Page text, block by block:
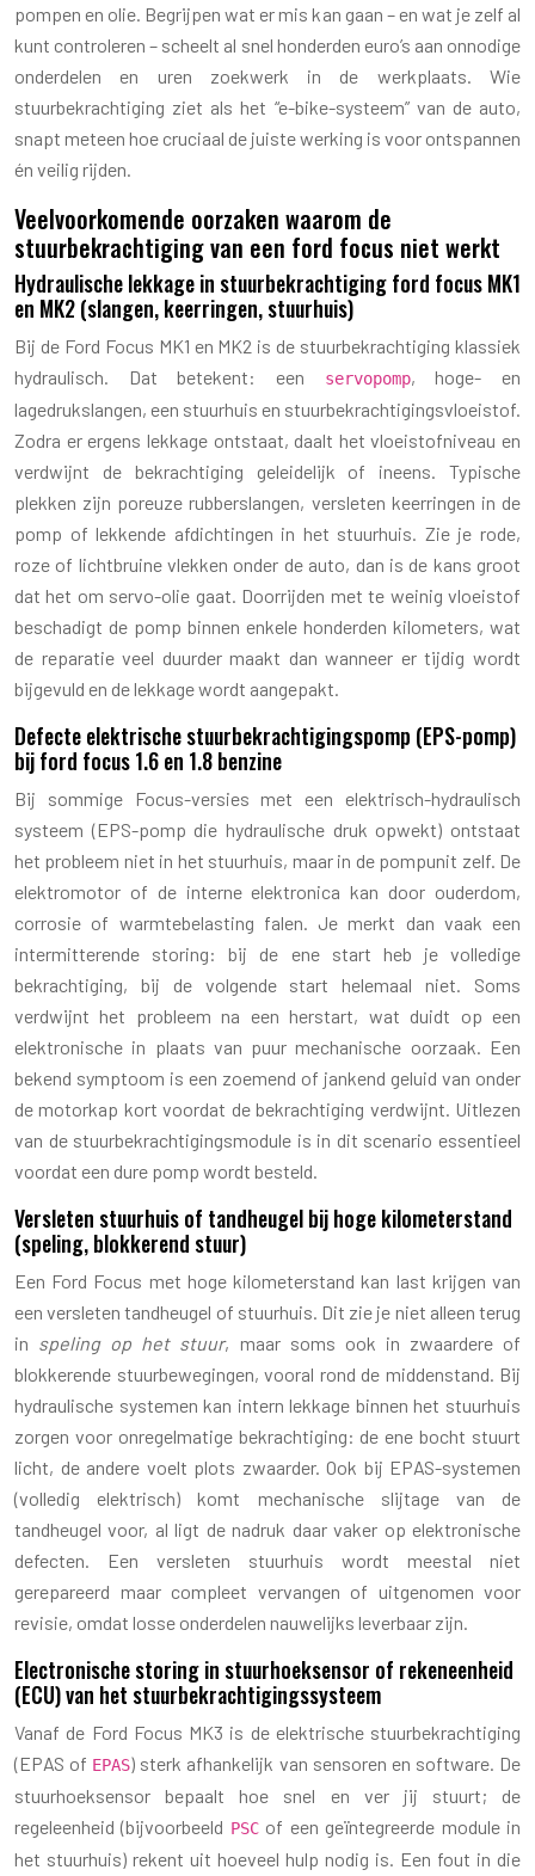
pompen en olie. Begrijpen wat er mis kan gaan – en wat je zelf al
kunt controleren – scheelt al snel honderden euro’s aan onnodige
onderdelen en uren zoekwerk in de werkplaats. Wie
stuurbekrachtiging ziet als het “e-bike-systeem” van de auto,
snapt meteen hoe cruciaal de juiste werking is voor ontspannen
én veilig rijden.
Veelvoorkomende oorzaken waarom de
stuurbekrachtiging van een ford focus niet werkt
Hydraulische lekkage in stuurbekrachtiging ford focus MK1
en MK2 (slangen, keerringen, stuurhuis)
Bij de Ford Focus MK1 en MK2 is de stuurbekrachtiging klassiek
hydraulisch. Dat betekent: een
servopomp, hoge- en
lagedrukslangen, een stuurhuis en stuurbekrachtigingsvloeistof.
Zodra er ergens lekkage ontstaat, daalt het vloeistofniveau en
verdwijnt de bekrachtiging geleidelijk of ineens. Typische
plekken zijn poreuze rubberslangen, versleten keerringen in de
pomp of lekkende afdichtingen in het stuurhuis. Zie je rode,
roze of lichtbruine vlekken onder de auto, dan is de kans groot
dat het om servo-olie gaat. Doorrijden met te weinig vloeistof
beschadigt de pomp binnen enkele honderden kilometers, wat
de reparatie veel duurder maakt dan wanneer er tijdig wordt
bijgevuld en de lekkage wordt aangepakt.
Defecte elektrische stuurbekrachtigingspomp (EPS-pomp)
bij ford focus 1.6 en 1.8 benzine
Bij sommige Focus-versies met een elektrisch-hydraulisch
systeem (EPS-pomp die hydraulische druk opwekt) ontstaat
het probleem niet in het stuurhuis, maar in de pompunit zelf. De
elektromotor of de interne elektronica kan door ouderdom,
corrosie of warmtebelasting falen. Je merkt dan vaak een
intermitterende storing: bij de ene start heb je volledige
bekrachtiging, bij de volgende start helemaal niet. Soms
verdwijnt het probleem na een herstart, wat duidt op een
elektronische in plaats van puur mechanische oorzaak. Een
bekend symptoom is een zoemend of jankend geluid van onder
de motorkap kort voordat de bekrachtiging verdwijnt. Uitlezen
van de stuurbekrachtigingsmodule is in dit scenario essentieel
voordat een dure pomp wordt besteld.
Versleten stuurhuis of tandheugel bij hoge kilometerstand
(speling, blokkerend stuur)
Een Ford Focus met hoge kilometerstand kan last krijgen van
een versleten tandheugel of stuurhuis. Dit zie je niet alleen terug
in speling op het stuur, maar soms ook in zwaardere of
blokkerende stuurbewegingen, vooral rond de middenstand. Bij
hydraulische systemen kan intern lekkage binnen het stuurhuis
zorgen voor onregelmatige bekrachtiging: de ene bocht stuurt
licht, de andere voelt plots zwaarder. Ook bij EPAS-systemen
(volledig elektrisch) komt mechanische slijtage van de
tandheugel voor, al ligt de nadruk daar vaker op elektronische
defecten. Een versleten stuurhuis wordt meestal niet
gerepareerd maar compleet vervangen of uitgenomen voor
revisie, omdat losse onderdelen nauwelijks leverbaar zijn.
Electronische storing in stuurhoeksensor of rekeneenheid
(ECU) van het stuurbekrachtigingssysteem
Vanaf de Ford Focus MK3 is de elektrische stuurbekrachtiging
(EPAS of EPAS) sterk afhankelijk van sensoren en software. De
stuurhoeksensor bepaalt hoe snel en ver jij stuurt; de
regeleenheid (bijvoorbeeld PSCof een geïntegreerde module in
het stuurhuis) rekent uit hoeveel hulp nodig is. Een fout in die